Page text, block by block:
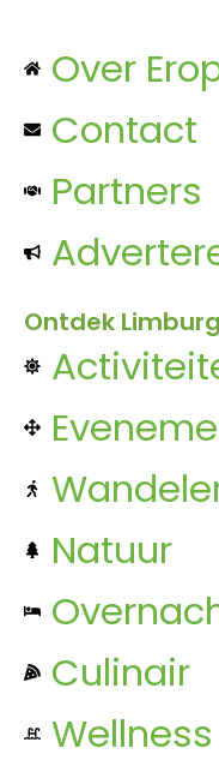
Over
Contact
Partners
Ontdek Limburg
Natuur
Culinair
Wellness